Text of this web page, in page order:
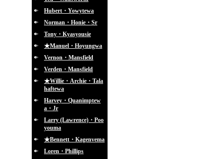
Hubert・Yowytewa
Norman・Honie・Sr
Tony・Kyasyousie
★Manuel・Hoyungwa
Vernon・Mansfield
Verden・Mansfield
★Willie・Archie・Tala
haftewa
Harvey・Quanimptew
a・Jr
Larry (Lawrence)・Poo
youma
★Bennett・Kagenvema
Loren・Phillips